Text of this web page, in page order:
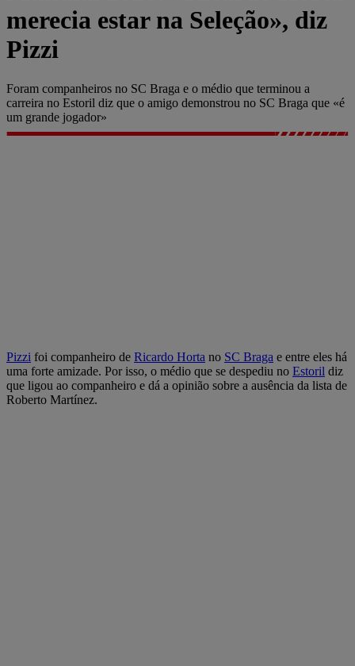
merecia estar na Seleção», diz
Pizzi
Foram companheiros no SC Braga e o médio que terminou a
carreira no Estoril diz que o amigo demonstrou no SC Braga que «é
um grande jogador»
Pizzi foi companheiro de Ricardo Horta no SC Braga e entre eles há
uma forte amizade. Por isso, o médio que se despediu no Estoril diz
que ligou ao companheiro e dá a opinião sobre a ausência da lista de
Roberto Martínez.